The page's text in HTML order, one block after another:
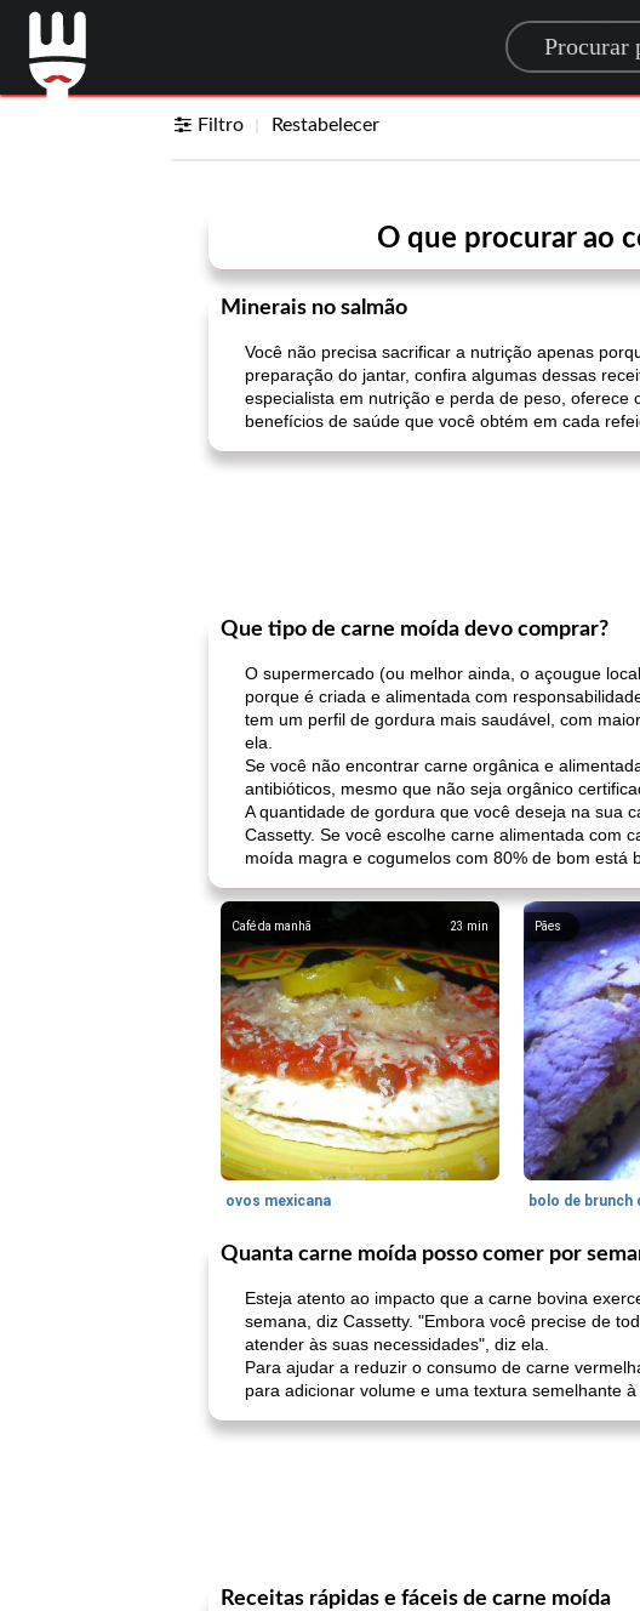
Search
Filtro Restabelecer
O que procurar ao
Minerais no salmão
Você não precisa sacrificar a nutrição apenas
preparação do jantar, confira algumas dessas
especialista em nutrição e perda de peso,
benefícios de saúde que você obtém em cada
Que tipo de carne moída devo comprar?
O supermercado (ou melhor ainda, o açougue
porque é criada e alimentada com
tem um perfil de gordura mais saudável, com
ela.
Se você não encontrar carne orgânica e
antibióticos, mesmo que não seja orgânico
A quantidade de gordura que você deseja na sua
Cassetty. Se você escolhe carne alimentada com
moída magra e cogumelos com 80% de bom está
23 min
Café da manhã
ovos mexicana
Pães
bolo de brunch
Quanta carne moída posso comer por
Esteja atento ao impacto que a carne bovina
semana, diz Cassetty. "Embora você precise de
atender às suas necessidades", diz ela.
Para ajudar a reduzir o consumo de carne
para adicionar volume e uma textura semelhante
Receitas rápidas e fáceis de carne moída